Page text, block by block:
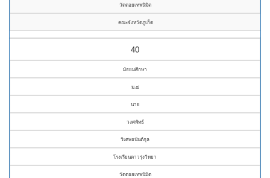
วัดดอยเทพนิมิต
คณะจังหวัดภูเก็ต
40
มัธยมศึกษา
ม.๔
นาย
วงศพัทธ์
วิเศษอนันต์กุล
โรงเรียนดาวรุ่งวิทยา
วัดดอยเทพนิมิต